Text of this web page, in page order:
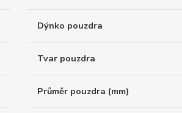
Dýnko pouzdra
Tvar pouzdra
Průměr pouzdra (mm)